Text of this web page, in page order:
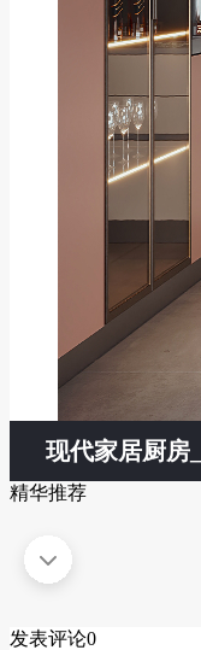
现代家居厨房
精华推荐
发表评论0